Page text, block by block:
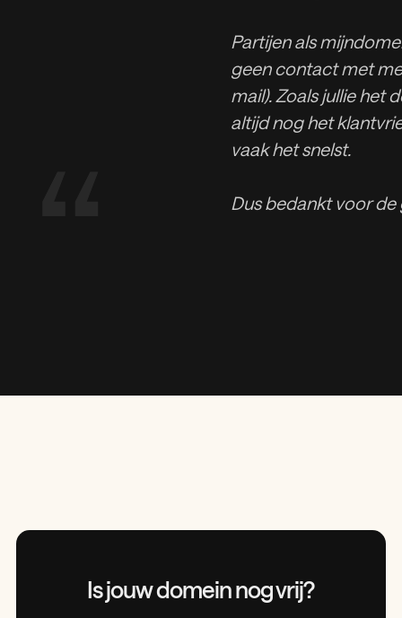
Partijen als
geen contact met
mail). Zoals jullie het
altijd nog het
vaak het snelst.
Dus bedankt voor
Is jouw domeinnog vrij?